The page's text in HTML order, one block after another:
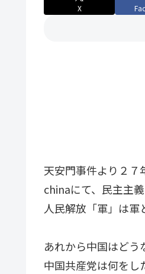
X
天安門事件より２７
chinaにて、民主主
人民解放「軍」は軍
あれから中国はどう
中国共産党は何をし